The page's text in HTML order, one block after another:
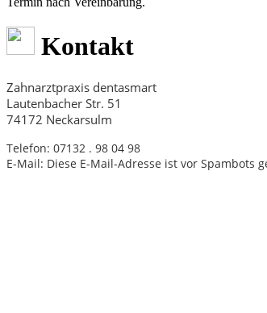
Kontakt
Zahnarztpraxis dentasmart
Lautenbacher Str. 51
74172 Neckarsulm
Telefon: 07132 . 98 04 98
E-Mail: Diese E-Mail-Adresse ist vor Spambots